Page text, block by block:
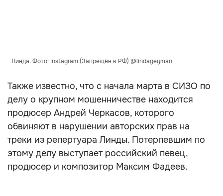
Линда. Фото: Instagram (Запрещён в РФ) @lindageyman
Также известно, что с начала марта в СИЗО по
делу о крупном мошенничестве находится
продюсер Андрей Черкасов, которого
обвиняют в нарушении авторских прав на
треки из репертуара Линды. Потерпевшим по
этому делу выступает российский певец,
продюсер и композитор Максим Фадеев.